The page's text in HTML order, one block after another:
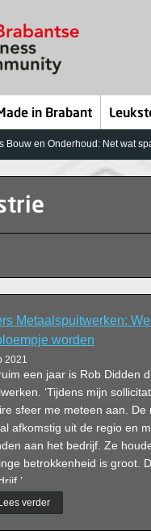
in Brabant
Bouw en Onderhoud: Net wat
Metaalspuitwerken:
worden
2021
een jaar is Rob Didden
‘Tijdens mijn
sfeer me meteen aan. De
afkomstig uit de regio en
aan het bedrijf. Ze
betrokkenheid is groot.
Lees verder